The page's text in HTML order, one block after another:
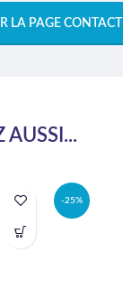
LA PAGE CONTACT
AUSSI...
-25%